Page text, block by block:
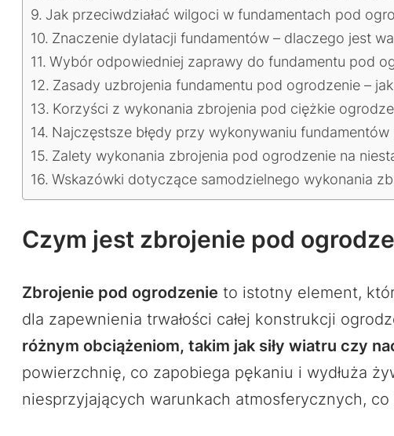
Jak przeciwdziałać wilgoci w fundamentach pod
Znaczenie dylatacji fundamentów – dlaczego jest
Wybór odpowiedniej zaprawy do fundamentu pod
Zasady uzbrojenia fundamentu pod ogrodzenie –
Korzyści z wykonania zbrojenia pod ciężkie
Najczęstsze błędy przy wykonywaniu
Zalety wykonania zbrojenia pod ogrodzenie na
Wskazówki dotyczące samodzielnego wykonania
Czym jest zbrojenie pod
Zbrojenie pod ogrodzenie to istotny element,
dla zapewnienia trwałości całej konstrukcji
różnym obciążeniom, takim jak siły wiatru czy
powierzchnię, co zapobiega pękaniu i wydłuża
niesprzyjających warunkach atmosferycznych,